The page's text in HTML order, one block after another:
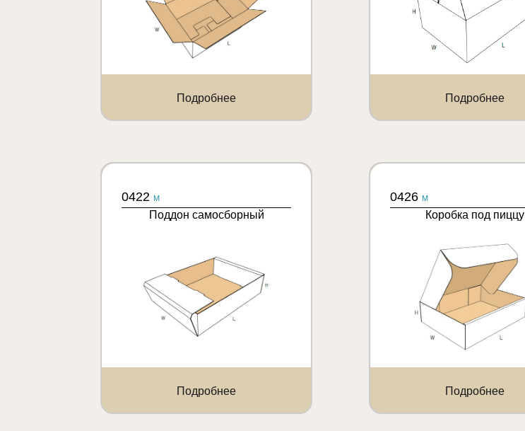
Подробнее Подробнее
0422 M
Поддон самосборный
Подробнее
0426 M
Коробка под пиццу
Подробнее